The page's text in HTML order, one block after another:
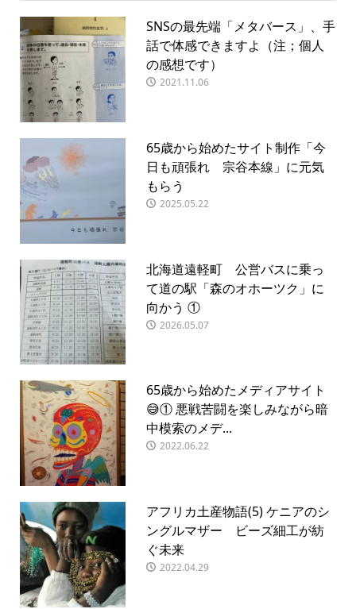
SNSの最先端「メタバース」、手
話で体感できますよ（注；個人
の感想です）
2021.11.06
65歳から始めたサイト制作「今
日も頑張れ 宗谷本線」に元気
もらう
2025.05.22
北海道遠軽町 公営バスに乗っ
て道の駅「森のオホーツク」に
向かう ①
2026.05.07
65歳から始めたメディアサイト
😅① 悪戦苦闘を楽しみながら暗
中模索のメデ...
2022.06.22
アフリカ土産物語(5) ケニアのシ
ングルマザー ビーズ細工が紡
ぐ未来
2022.04.29